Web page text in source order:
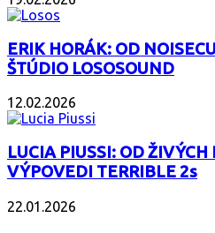
ERIK HORÁK: OD
ŠTÚDIO LOSOSOUND
12.02.2026
LUCIA PIUSSI: OD
VÝPOVEDI TERRIBLE 2s
22.01.2026